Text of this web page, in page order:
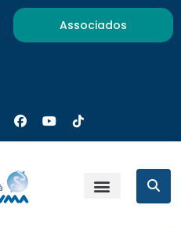
Associados